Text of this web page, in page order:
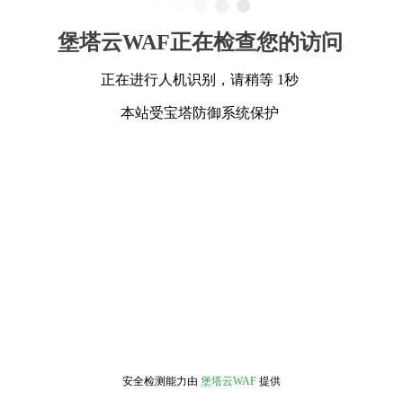
堡塔云WAF正在检查您的访问
正在进行人机识别，请稍等 1秒
本站受宝塔防御系统保护
安全检测能力由 堡塔云WAF 提供